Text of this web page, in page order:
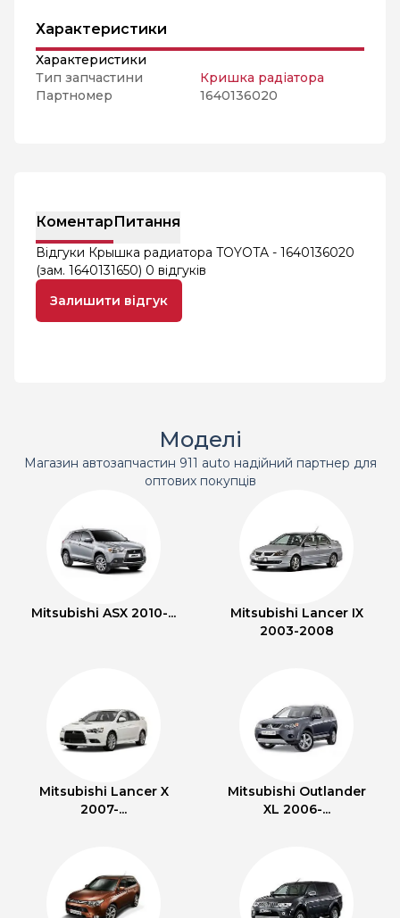
Характеристики
Характеристики
Тип запчастини
Кришка радіатора
Партномер
1640136020
КоментарПитання
Відгуки Крышка радиатора TOYOTA - 1640136020
(зам. 1640131650) 0 відгуків
Залишити відгук
Моделі
Магазин автозапчастин 911 auto надійний партнер для
оптових покупців
Mitsubishi ASX 2010-...
Mitsubishi Lancer IX
2003-2008
Mitsubishi Lancer X
2007-...
Mitsubishi Outlander
XL 2006-...